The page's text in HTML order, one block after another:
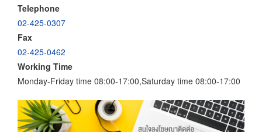
Telephone
02-425-0307
Fax
02-425-0462
Working Time
Monday-Friday time 08:00-17:00,Saturday time 08:00-17:00